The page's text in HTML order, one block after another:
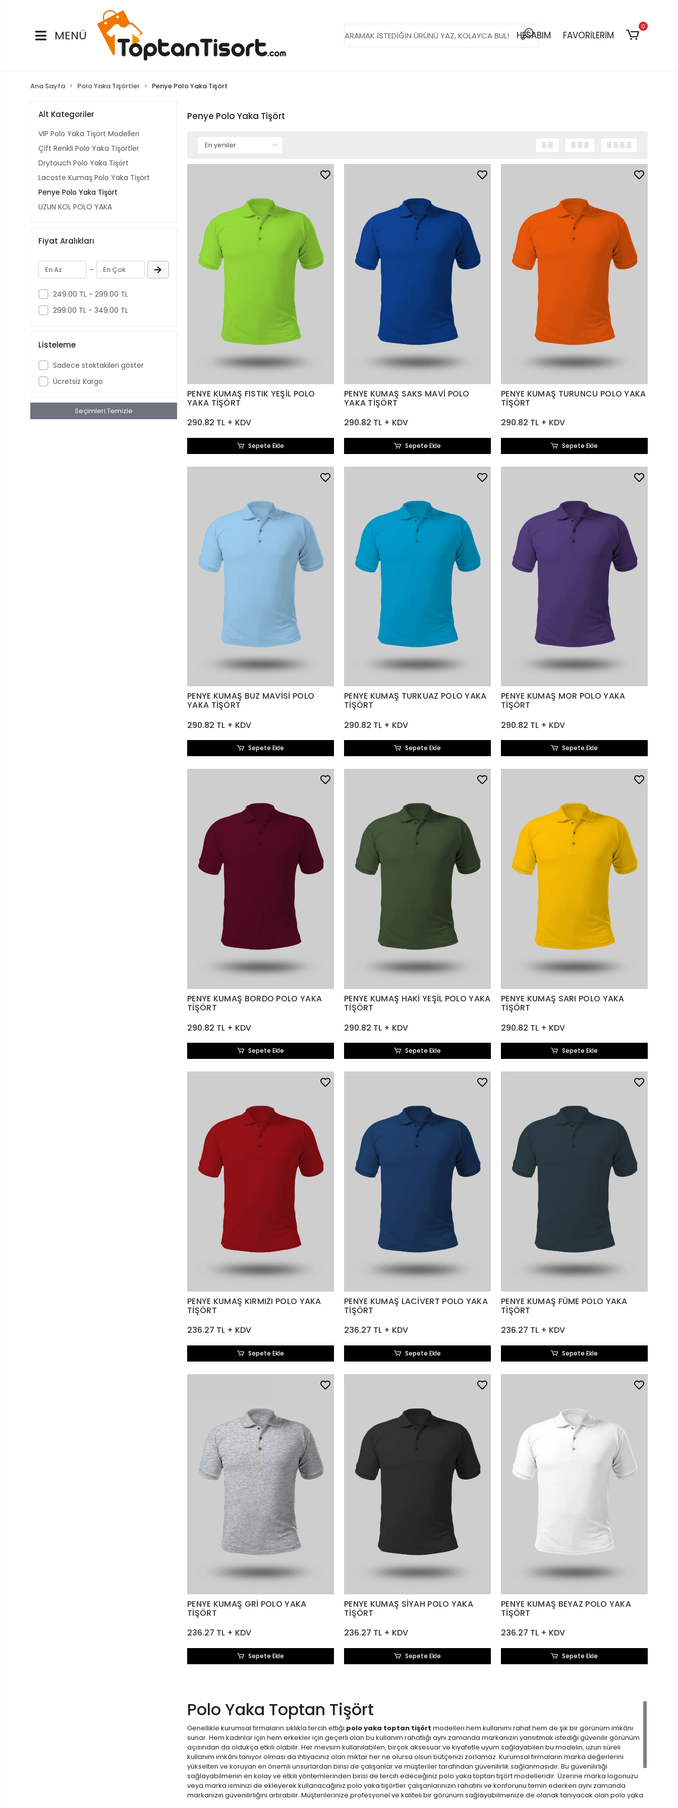
MENÜ HESABIM FAVORİLERİM
0
Ana Sayfa Polo Yaka Tişörtler Penye Polo Yaka Tişört
Alt Kategoriler
VIP Polo Yaka Tişört Modelleri
Çift Renkli Polo Yaka Tişörtler
Drytouch Polo Yaka Tişört
Lacoste Kumaş Polo Yaka Tişört
Penye Polo Yaka Tişört
UZUN KOL POLO YAKA
Fiyat Aralıkları
-
249.00 TL - 299.00 TL
299.00 TL - 349.00 TL
Listeleme
Sadece stoktakileri göster
Ücretsiz Kargo
Seçimleri Temizle
Penye Polo Yaka Tişört
PENYE KUMAŞ FISTIK YEŞİL POLO
YAKA TİŞÖRT
290.82 TL + KDV
Sepete Ekle
PENYE KUMAŞ SAKS MAVİ POLO
YAKA TİŞÖRT
290.82 TL + KDV
Sepete Ekle
PENYE KUMAŞ TURUNCU POLO YAKA
TİŞÖRT
290.82 TL + KDV
Sepete Ekle
PENYE KUMAŞ BUZ MAVİSİ POLO
YAKA TİŞÖRT
290.82 TL + KDV
Sepete Ekle
PENYE KUMAŞ TURKUAZ POLO YAKA
TİŞÖRT
290.82 TL + KDV
Sepete Ekle
PENYE KUMAŞ MOR POLO YAKA
TİŞÖRT
290.82 TL + KDV
Sepete Ekle
PENYE KUMAŞ BORDO POLO YAKA
TİŞÖRT
290.82 TL + KDV
Sepete Ekle
PENYE KUMAŞ HAKİ YEŞİL POLO YAKA
TİŞÖRT
290.82 TL + KDV
Sepete Ekle
PENYE KUMAŞ SARI POLO YAKA
TİŞÖRT
290.82 TL + KDV
Sepete Ekle
PENYE KUMAŞ KIRMIZI POLO YAKA
TİŞÖRT
236.27 TL + KDV
Sepete Ekle
PENYE KUMAŞ LACİVERT POLO YAKA
TİŞÖRT
236.27 TL + KDV
Sepete Ekle
PENYE KUMAŞ FÜME POLO YAKA
TİŞÖRT
236.27 TL + KDV
Sepete Ekle
PENYE KUMAŞ GRİ POLO YAKA
TİŞÖRT
236.27 TL + KDV
Sepete Ekle
PENYE KUMAŞ SİYAH POLO YAKA
TİŞÖRT
236.27 TL + KDV
Sepete Ekle
PENYE KUMAŞ BEYAZ POLO YAKA
TİŞÖRT
236.27 TL + KDV
Sepete Ekle
Polo Yaka Toptan Tişört
Genellikle kurumsal firmaların sıklıkla tercih ettiği polo yaka toptan tişört modelleri hem kullanımı rahat hem de şık bir görünüm imkânı
sunar. Hem kadınlar için hem erkekler için geçerli olan bu kullanım rahatlığı aynı zamanda markanızın yansıtmak istediği güvenilir görünüm
açısından da oldukça etkili olabilir. Her mevsim kullanılabilen, birçok aksesuar ve kıyafetle uyum sağlayabilen bu modelin, uzun süreli
kullanım imkânı tanıyor olması da ihtiyacınız olan miktar her ne olursa olsun bütçenizi zorlamaz. Kurumsal firmaların marka değerlerini
yükselten ve koruyan en önemli unsurlardan birisi de çalışanlar ve müşteriler tarafından güvenilirlik sağlanmasıdır. Bu güvenilirliği
sağlayabilmenin en kolay ve etkili yöntemlerinden birisi de tercih edeceğiniz polo yaka toptan tişört modelleridir. Üzerine marka logonuzu
veya marka isminizi de ekleyerek kullanacağınız polo yaka tişörtler çalışanlarınızın rahatını ve konforunu temin ederken aynı zamanda
markanızın güvenilirliğini artırabilir. Müşterilerinize profesyonel ve kaliteli bir görünüm sağlayabilmenize de olanak tanıyacak olan polo yaka